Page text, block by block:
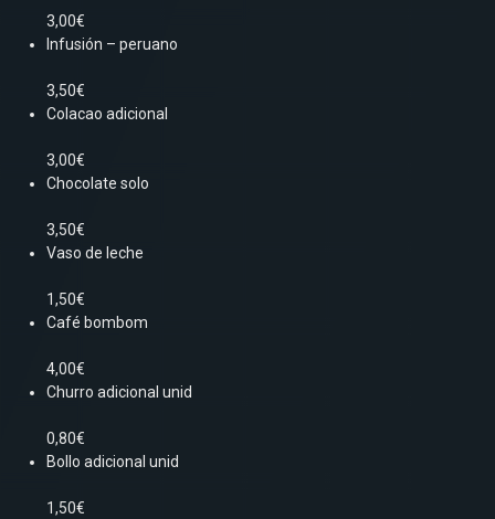
3,00€
Infusión – peruano
3,50€
Colacao adicional
3,00€
Chocolate solo
3,50€
Vaso de leche
1,50€
Café bombom
4,00€
Churro adicional unid
0,80€
Bollo adicional unid
1,50€